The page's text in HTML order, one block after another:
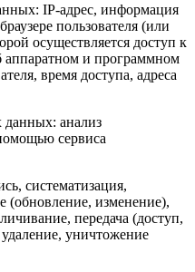
IP-адрес, информация
пользователя (или
осуществляется доступ к
аппаратном и программном
время доступа, адреса
данных: анализ
сервиса
систематизация,
(обновление, изменение),
передача (доступ,
уничтожение